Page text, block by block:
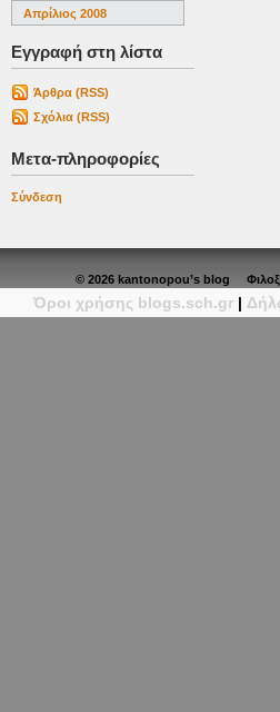
Απρίλιος 2008
Εγγραφή στη λίστα
Άρθρα (RSS)
Σχόλια (RSS)
Μετα-πληροφορίες
Σύνδεση
© 2026 kantonopou’s blog
Όροι χρήσης blogs.sch.gr |